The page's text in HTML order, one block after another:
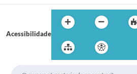
Acessibilidade